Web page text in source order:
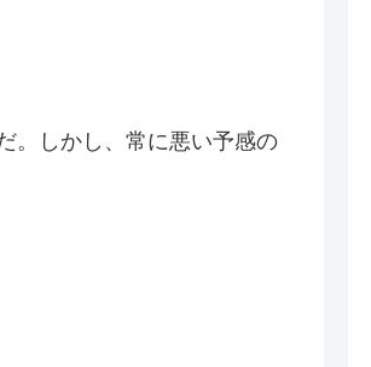
。しかし、常に悪い予感の